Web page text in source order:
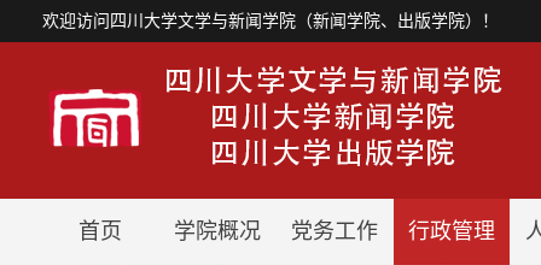
欢迎访问四川大学文学与新闻学院（新闻学院、出版学院）！
首页 学院概况 党务工作 行政管理